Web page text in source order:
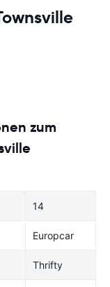
zum
14
Europcar
Thrifty